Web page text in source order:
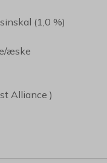
(1,0 %)
æske
Alliance )